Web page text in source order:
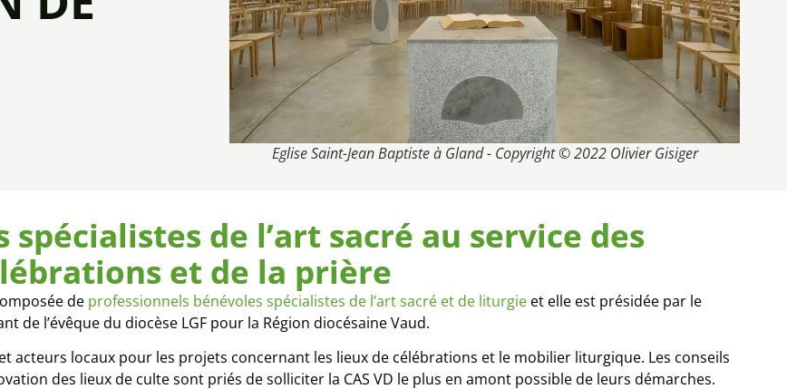
Eglise Saint-Jean Baptiste à Gland - Copyright © 2022 Olivier Gisiger
spécialistes de l’art sacré au service des
et de la prière
de professionnels bénévoles spécialistes de l’art sacré et de liturgieet elle est présidée par le
de l’évêque du diocèse LGF pour la Région diocésaine Vaud.
acteurs locaux pour les projets concernant les lieux de célébrations et le mobilier liturgique. Les conseils
des lieux de culte sont priés de solliciter la CAS VD le plus en amont possible de leurs démarches.